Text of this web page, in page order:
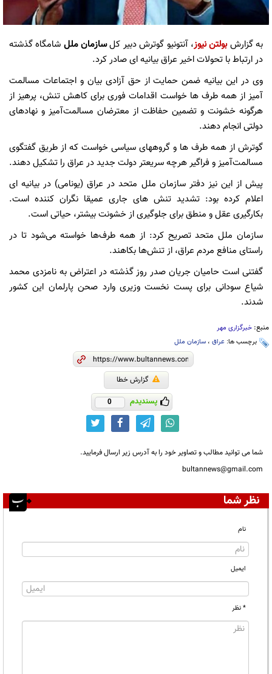
به گزارشبولتن نیوز، آنتونیو گوترش دبیر کلسازمان ملل شامگاه گذشته
در ارتباط با تحولات اخیر عراق بیانیه ای صادر کرد.
وی در این بیانیه ضمن حمایت از حق آزادی بیان و اجتماعات مسالمت
آمیز از همه طرف ها خواست اقدامات فوری برای کاهش تنش، پرهیز از
هرگونه خشونت و تضمین حفاظت از معترضان مسالمت‌آمیز و نهادهای
دولتی انجام دهند.
گوترش از همه طرف ها و گروههای سیاسی خواست که از طریق گفتگوی
مسالمت‌آمیز و فراگیر هرچه سریعتر دولت جدید در عراق را تشکیل دهند.
پیش از این نیز دفتر سازمان ملل متحد در عراق (یونامی) در بیانیه ای
اعلام کرده بود: تشدید تنش های جاری عمیقا نگران کننده است.
بکارگیری عقل و منطق برای جلوگیری از خشونت بیشتر، حیاتی است.
سازمان ملل متحد تصریح کرد: از همه طرف‌ها خواسته می‌شود تا در
راستای منافع مردم عراق، از تنش‌ها بکاهند.
گفتنی است حامیان جریان صدر روز گذشته در اعتراض به نامزدی محمد
شیاع سودانی برای پست نخست وزیری وارد صحن پارلمان این کشور
شدند.
منبع: خبرگزاری مهر
برچسب ها: عراق ، سازمان ملل
گزارش خطا
پسندیدم 0
شما می توانید مطالب و تصاویر خود را به آدرس زیر ارسال فرمایید.
bultannews@gmail.com
نظر شما
نام
ایمیل
* نظر